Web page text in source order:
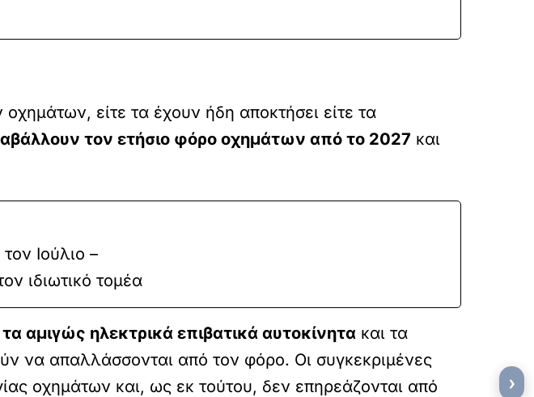
είτε τα έχουν ήδη αποκτήσει είτε τα
τον ετήσιο φόρο οχημάτων από το 2027 και
Ιούλιο –
ιδιωτικό τομέα
αμιγώς ηλεκτρικά επιβατικά αυτοκίνητα και τα
να απαλλάσσονται από τον φόρο. Οι συγκεκριμένες
οχημάτων και, ως εκ τούτου, δεν επηρεάζονται από
›